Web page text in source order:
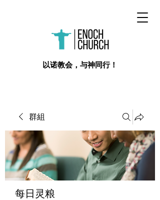
​以诺教会，与神同行！
群組
每日灵粮